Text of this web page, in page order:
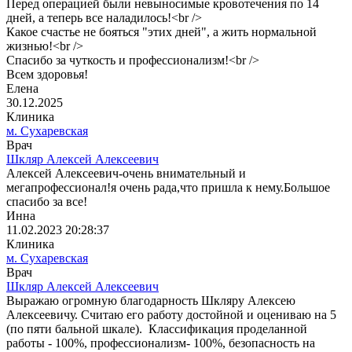
Перед операцией были невыносимые кровотечения по 14
дней, а теперь все наладилось!<br />
Какое счастье не бояться "этих дней", а жить нормальной
жизнью!<br />
Спасибо за чуткость и профессионализм!<br />
Всем здоровья!
Елена
30.12.2025
Клиника
м. Сухаревская
Врач
Шкляр Алексей Алексеевич
Алексей Алексеевич-очень внимательный и
мегапрофессионал!я очень рада,что пришла к нему.Большое
спасибо за все!
Инна
11.02.2023 20:28:37
Клиника
м. Сухаревская
Врач
Шкляр Алексей Алексеевич
Выражаю огромную благодарность Шкляру Алексею
Алексеевичу. Считаю его работу достойной и оцениваю на 5
(по пяти бальной шкале). Классификация проделанной
работы - 100%, профессионализм- 100%, безопасность на